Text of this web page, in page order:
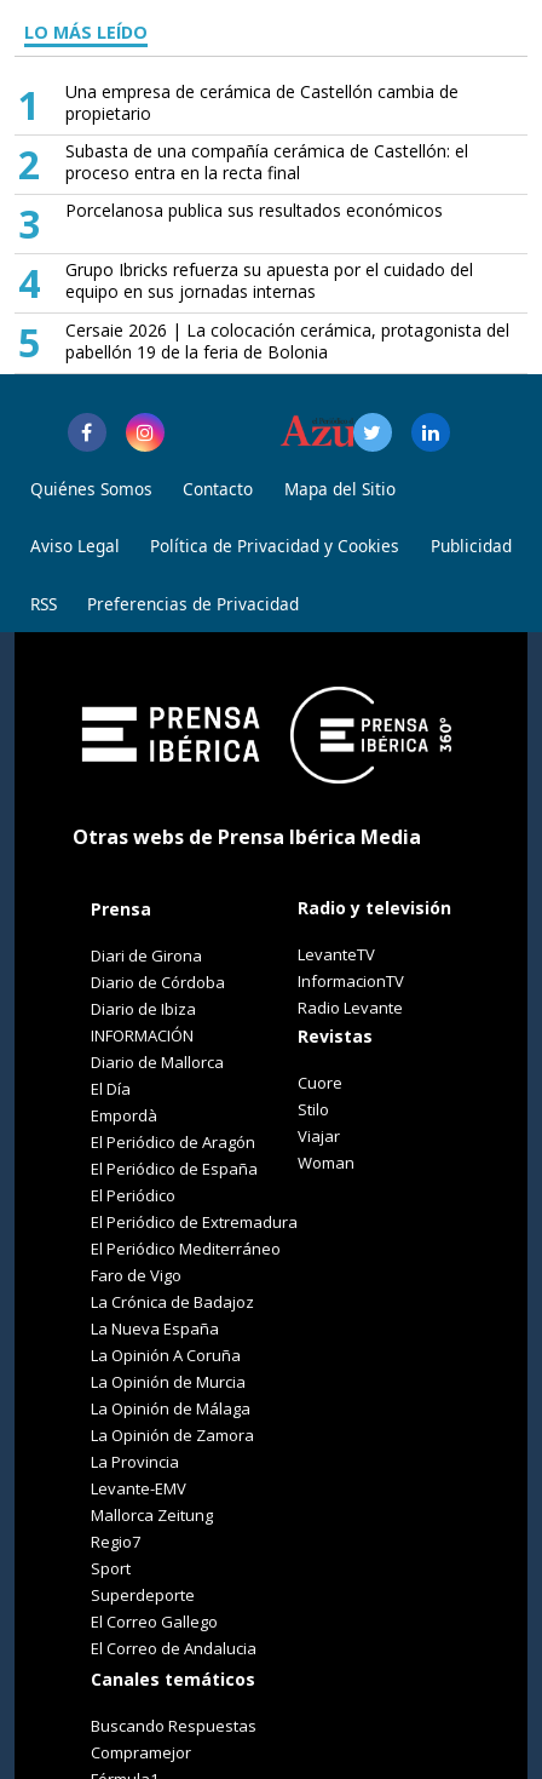
LO MÁS LEÍDO
1
Una empresa de cerámica de Castellón cambia de
propietario
2
Subasta de una compañía cerámica de Castellón: el
proceso entra en la recta final
3 Porcelanosa publica sus resultados económicos
4
Grupo Ibricks refuerza su apuesta por el cuidado del
equipo en sus jornadas internas
5
Cersaie 2026 | La colocación cerámica, protagonista del
pabellón 19 de la feria de Bolonia
Quiénes Somos Contacto Mapa del Sitio
Aviso Legal Política de Privacidad y Cookies Publicidad
RSS Preferencias de Privacidad
Otras webs de Prensa Ibérica Media
Prensa
Diari de Girona
Diario de Córdoba
Diario de Ibiza
INFORMACIÓN
Diario de Mallorca
El Día
Empordà
El Periódico de Aragón
El Periódico de España
El Periódico
El Periódico de Extremadura
El Periódico Mediterráneo
Faro de Vigo
La Crónica de Badajoz
La Nueva España
La Opinión A Coruña
La Opinión de Murcia
La Opinión de Málaga
La Opinión de Zamora
La Provincia
Levante-EMV
Mallorca Zeitung
Regio7
Sport
Superdeporte
El Correo Gallego
El Correo de Andalucia
Canales temáticos
Buscando Respuestas
Compramejor
Radio y televisión
LevanteTV
InformacionTV
Radio Levante
Revistas
Cuore
Stilo
Viajar
Woman